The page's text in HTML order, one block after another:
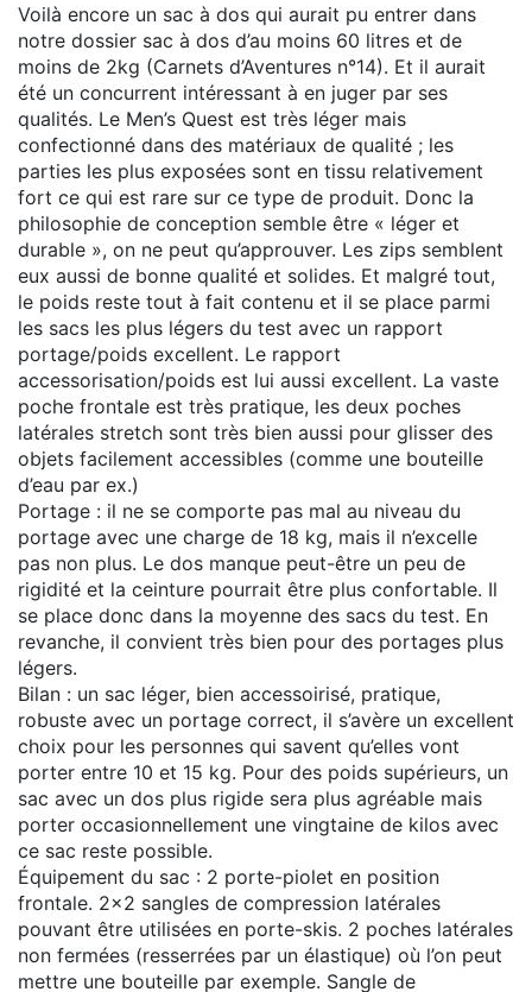
Voilà encore un sac à dos qui aurait pu entrer dans
notre dossier sac à dos d’au moins 60 litres et de
moins de 2kg (Carnets d’Aventures n°14). Et il aurait
été un concurrent intéressant à en juger par ses
qualités. Le Men’s Quest est très léger mais
confectionné dans des matériaux de qualité ; les
parties les plus exposées sont en tissu relativement
fort ce qui est rare sur ce type de produit. Donc la
philosophie de conception semble être « léger et
durable », on ne peut qu’approuver. Les zips semblent
eux aussi de bonne qualité et solides. Et malgré tout,
le poids reste tout à fait contenu et il se place parmi
les sacs les plus légers du test avec un rapport
portage/poids excellent. Le rapport
accessorisation/poids est lui aussi excellent. La vaste
poche frontale est très pratique, les deux poches
latérales stretch sont très bien aussi pour glisser des
objets facilement accessibles (comme une bouteille
d’eau par ex.)
Portage : il ne se comporte pas mal au niveau du
portage avec une charge de 18 kg, mais il n’excelle
pas non plus. Le dos manque peut-être un peu de
rigidité et la ceinture pourrait être plus confortable. Il
se place donc dans la moyenne des sacs du test. En
revanche, il convient très bien pour des portages plus
légers.
Bilan : un sac léger, bien accessoirisé, pratique,
robuste avec un portage correct, il s’avère un excellent
choix pour les personnes qui savent qu’elles vont
porter entre 10 et 15 kg. Pour des poids supérieurs, un
sac avec un dos plus rigide sera plus agréable mais
porter occasionnellement une vingtaine de kilos avec
ce sac reste possible.
Équipement du sac : 2 porte-piolet en position
frontale. 2x2 sangles de compression latérales
pouvant être utilisées en porte-skis. 2 poches latérales
non fermées (resserrées par un élastique) où l’on peut
mettre une bouteille par exemple. Sangle de